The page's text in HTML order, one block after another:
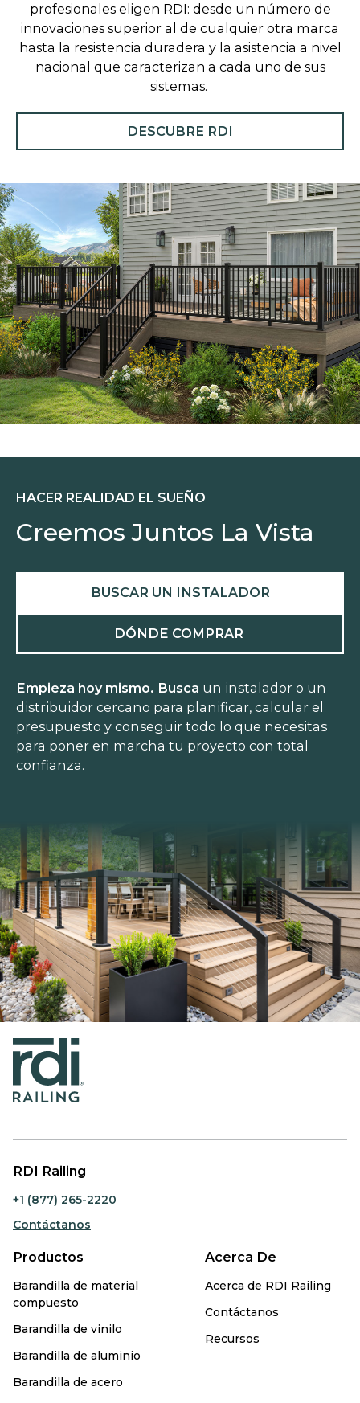
profesionales eligen RDI: desde un número de
innovaciones superior al de cualquier otra marca
hasta la resistencia duradera y la asistencia a nivel
nacional que caracterizan a cada uno de sus
sistemas.
DESCUBRE RDI
HACER REALIDAD EL SUEÑO
Creemos Juntos La Vista
BUSCAR UN INSTALADOR
DÓNDE COMPRAR
Empieza hoy mismo. Busca un instalador o un
distribuidor cercano para planificar, calcular el
presupuesto y conseguir todo lo que necesitas
para poner en marcha tu proyecto con total
confianza.
RDI Railing
+1 (877) 265-2220
Contáctanos
Productos
Barandilla de material
compuesto
Barandilla de vinilo
Barandilla de aluminio
Barandilla de acero
Acerca De
Acerca de RDI Railing
Contáctanos
Recursos